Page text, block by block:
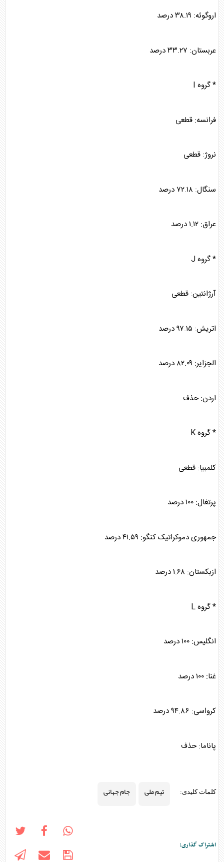
اروگوئه: ۳۸.۱۹ درصد
عربستان: ۳۳.۲۷ درصد
* گروه I
فرانسه: قطعی
نروژ: قطعی
سنگال: ۷۲.۱۸ درصد
عراق: ۱.۱۲ درصد
* گروه J
آرژانتین: قطعی
اتریش: ۹۷.۱۵ درصد
الجزایر: ۸۲.۰۹ درصد
اردن: حذف
* گروه K
کلمبیا: قطعی
پرتغال: ۱۰۰ درصد
جمهوری دموکراتیک کنگو: ۴۱.۵۹ درصد
ازبکستان: ۱.۶۸ درصد
* گروه L
انگلیس: ۱۰۰ درصد
غنا: ۱۰۰ درصد
کرواسی: ۹۴.۸۶ درصد
پاناما: حذف
کلمات کلیدی: تیم ملی جام جهانی
اشتراک گذاری: